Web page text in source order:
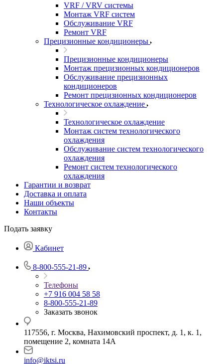
VRF / VRV системы
Монтаж VRF систем
Обслуживание VRF
Ремонт VRF
Прецизионные кондиционеры
Прецизионные кондиционеры
Монтаж прецизионных кондиционеров
Обслуживание прецизионных
кондиционеров
Ремонт прецизионных кондиционеров
Технологическое охлаждение
Технологическое охлаждение
Монтаж систем технологического
охлаждения
Обслуживание систем технологического
охлаждения
Ремонт систем технологического
охлаждения
Гарантии и возврат
Доставка и оплата
Наши объекты
Контакты
Подать заявку
Кабинет
8-800-555-21-89
Телефоны
+7 916 004 58 58
8-800-555-21-89
Заказать звонок
117556, г. Москва, Нахимовский проспект, д. 1, к. 1,
помещение 2, комната 14А
info@iktsi.ru